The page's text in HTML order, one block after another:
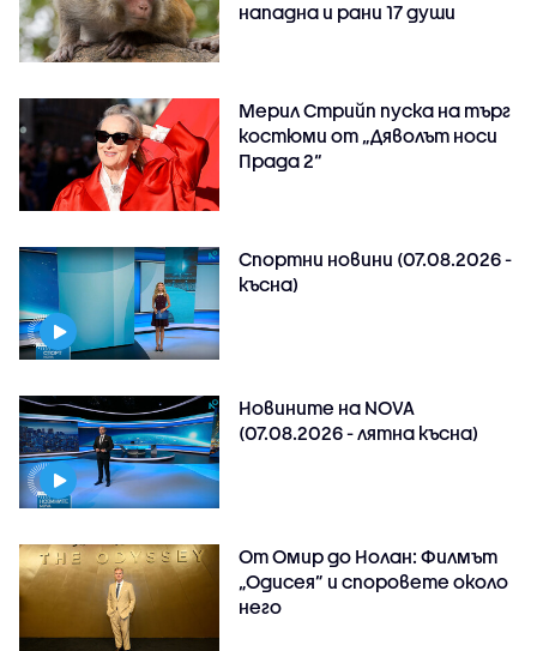
нападна и рани 17 души
Мерил Стрийп пуска на търг
костюми от „Дяволът носи
Прада 2“
Спортни новини (07.08.2026 -
късна)
Новините на NOVA
(07.08.2026 - лятна късна)
От Омир до Нолан: Филмът
„Одисея” и споровете около
него